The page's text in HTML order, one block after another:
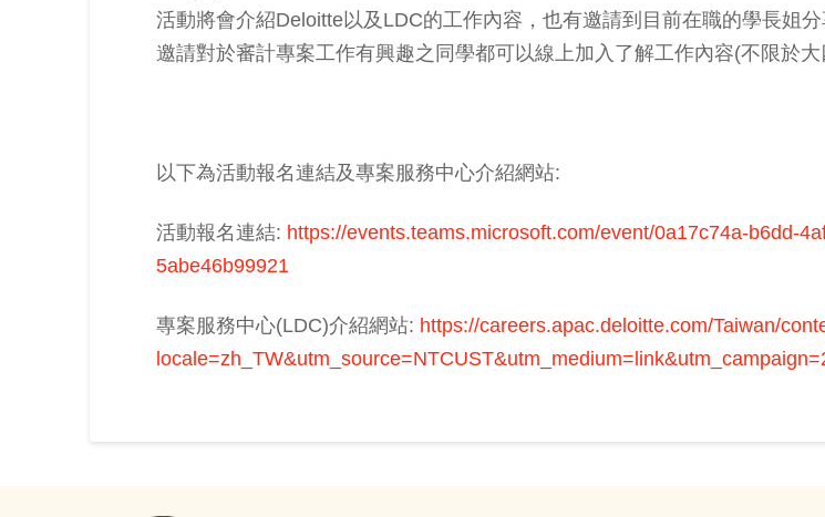
活動將會介紹Deloitte以及LDC的工作內容，也有邀請到目前在職的學長姐
邀請對於審計專案工作有興趣之同學都可以線上加入了解工作內容(不限於
以下為活動報名連結及專案服務中心介紹網站:
活動報名連結: https://events.teams.microsoft.com/event/0a17c74a-b6dd-
5abe46b99921
專案服務中心(LDC)介紹網站: https://careers.apac.deloitte.com/Taiwan/